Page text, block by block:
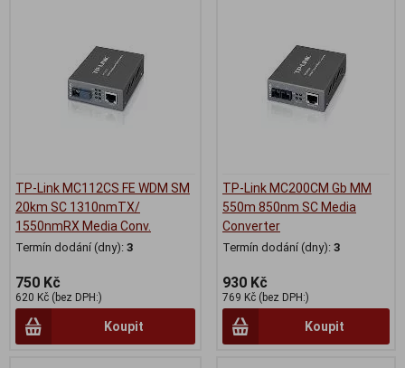
TP-Link MC112CS FE WDM SM
20km SC 1310nmTX/
1550nmRX Media Conv.
Termín dodání (dny): 3
750 Kč
620 Kč (bez DPH:)
Koupit
TP-Link MC200CM Gb MM
550m 850nm SC Media
Converter
Termín dodání (dny): 3
930 Kč
769 Kč (bez DPH:)
Koupit